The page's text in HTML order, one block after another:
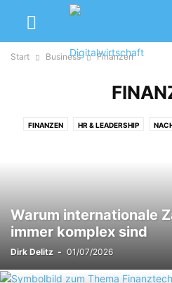
Start Business Finanzen
FINANZEN HR & LEADERSHIP
Warum internationale
immer komplex sind
Dirk Delitz - 01/07/2026